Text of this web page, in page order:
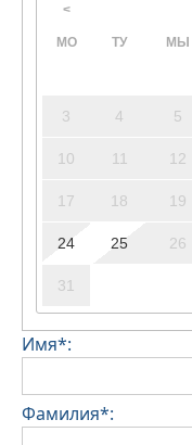
<
МО ТУ МЫ
3 4 5
10 11 12
17 18 19
24 25 26
31
Имя*:
Фамилия*: